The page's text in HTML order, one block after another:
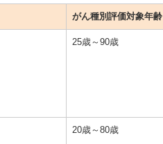
がん種別評価対象年齢
25歳～90歳
20歳～80歳